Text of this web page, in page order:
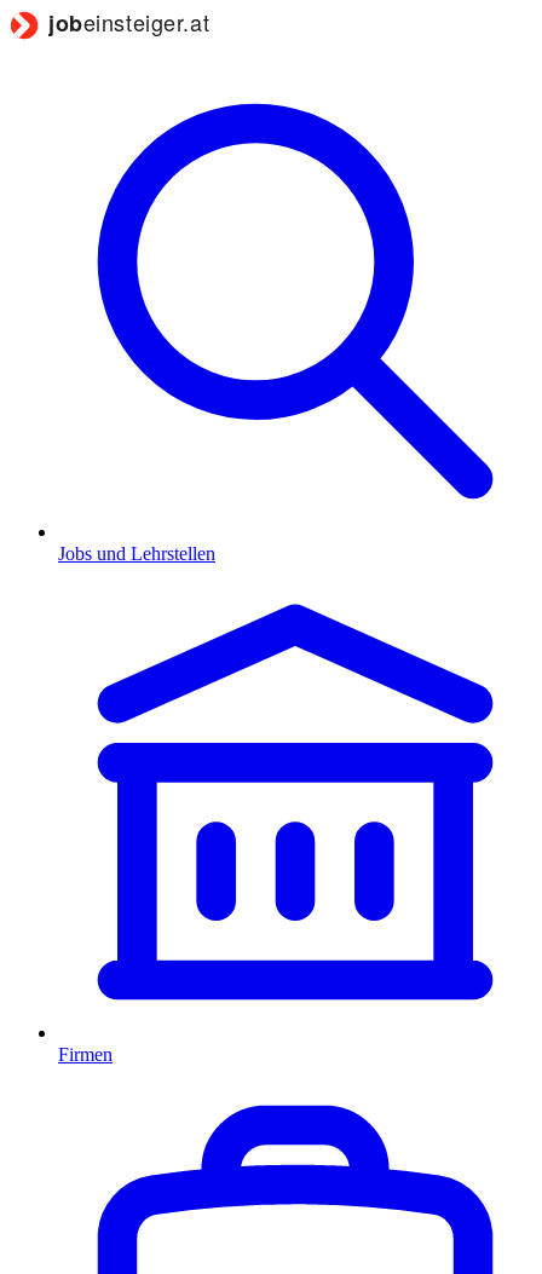
Jobs und Lehrstellen
Firmen